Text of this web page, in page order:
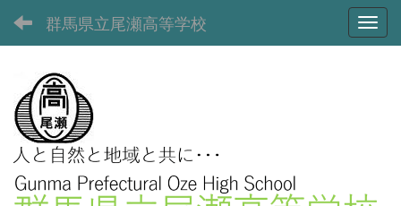
群馬県立尾瀬高等学校